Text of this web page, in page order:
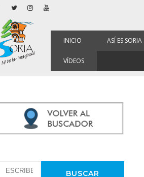
INICIO ASÍ ES SORIA
VÍDEOS